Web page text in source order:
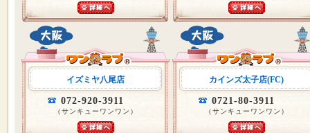
イズミヤ八尾店
072-920-3911
（サンキューワンワン）
カインズ太子店(FC)
0721-80-3911
（サンキューワンワン）